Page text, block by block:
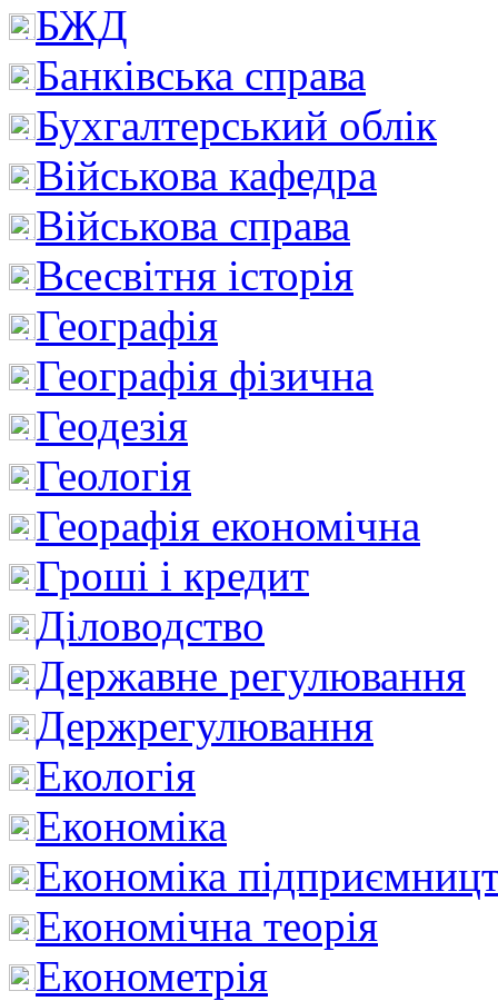
БЖД
Банківська справа
Бухгалтерський облік
Військова кафедра
Військова справа
Всесвітня історія
Географія
Географія фізична
Геодезія
Геологія
Георафія економічна
Гроші і кредит
Діловодство
Державне регулювання
Держрегулювання
Екологія
Економіка
Економіка
Економічна теорія
Економетрія